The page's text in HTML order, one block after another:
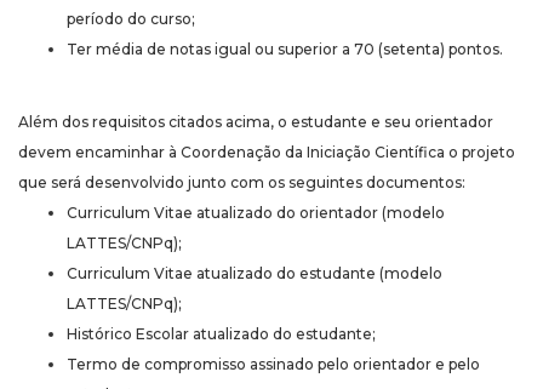
período do curso;
Ter média de notas igual ou superior a 70 (setenta) pontos.
Além dos requisitos citados acima, o estudante e seu orientador
devem encaminhar à Coordenação da Iniciação Científica o projeto
que será desenvolvido junto com os seguintes documentos:
Curriculum Vitae atualizado do orientador (modelo
LATTES/CNPq);
Curriculum Vitae atualizado do estudante (modelo
LATTES/CNPq);
Histórico Escolar atualizado do estudante;
Termo de compromisso assinado pelo orientador e pelo